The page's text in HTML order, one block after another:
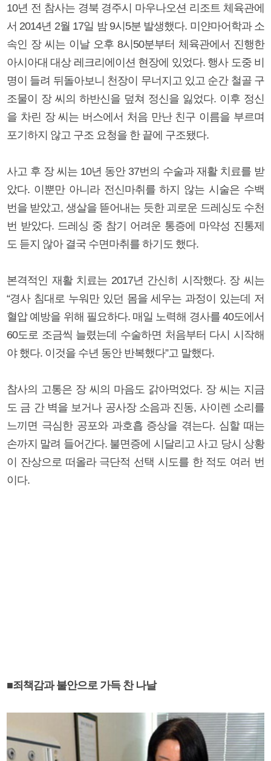
10년 전 참사는 경북 경주시 마우나오션 리조트 체육관에
서 2014년 2월 17일 밤 9시5분 발생했다. 미얀마어학과 소
속인 장 씨는 이날 오후 8시50분부터 체육관에서 진행한
아시아대 대상 레크리에이션 현장에 있었다. 행사 도중 비
명이 들려 뒤돌아보니 천장이 무너지고 있고 순간 철골 구
조물이 장 씨의 하반신을 덮쳐 정신을 잃었다. 이후 정신
을 차린 장 씨는 버스에서 처음 만난 친구 이름을 부르며
포기하지 않고 구조 요청을 한 끝에 구조됐다.
사고 후 장 씨는 10년 동안 37번의 수술과 재활 치료를 받
았다. 이뿐만 아니라 전신마취를 하지 않는 시술은 수백
번을 받았고, 생살을 뜯어내는 듯한 괴로운 드레싱도 수천
번 받았다. 드레싱 중 참기 어려운 통증에 마약성 진통제
도 듣지 않아 결국 수면마취를 하기도 했다.
본격적인 재활 치료는 2017년 간신히 시작했다. 장 씨는
“경사 침대로 누워만 있던 몸을 세우는 과정이 있는데 저
혈압 예방을 위해 필요하다. 매일 노력해 경사를 40도에서
60도로 조금씩 늘렸는데 수술하면 처음부터 다시 시작해
야 했다. 이것을 수년 동안 반복했다”고 말했다.
참사의 고통은 장 씨의 마음도 갉아먹었다. 장 씨는 지금
도 금 간 벽을 보거나 공사장 소음과 진동, 사이렌 소리를
느끼면 극심한 공포와 과호흡 증상을 겪는다. 심할 때는
손까지 말려 들어간다. 불면증에 시달리고 사고 당시 상황
이 잔상으로 떠올라 극단적 선택 시도를 한 적도 여러 번
이다.
■죄책감과 불안으로 가득 찬 나날